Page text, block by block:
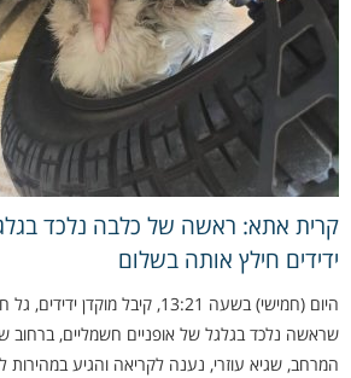
קרית אתא: ראשה של כלבה נלכד
ידידים חילץ אותה בשלום
היום (חמישי) בשעה 13:21, קיבל
שראשה נלכד בגלגל של אופניים חשמליים, ברחוב
המרחב, שגיא עוזרי, נענה לקריאה והגיע במהירות